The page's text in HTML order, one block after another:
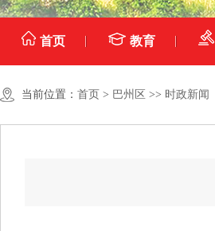
首页 教育
当前位置： 首页 > 巴州区 >> 时政新闻